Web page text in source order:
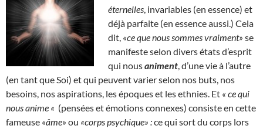
éternelles , invariables (en essence) et
déjà parfaite (en essence aussi.) Cela
dit, «ce que nous sommes vraiment» se
manifeste selon divers états d’esprit
qui nousaniment , d’une vie à l’autre
(en tant que Soi) et qui peuvent varier selon nos buts, nos
besoins, nos aspirations, les époques et les ethnies. Et « ce qui
nous anime « (pensées et émotions connexes) consiste en cette
fameuse «âme» ou «corps psychique» :ce qui sort du corps lors